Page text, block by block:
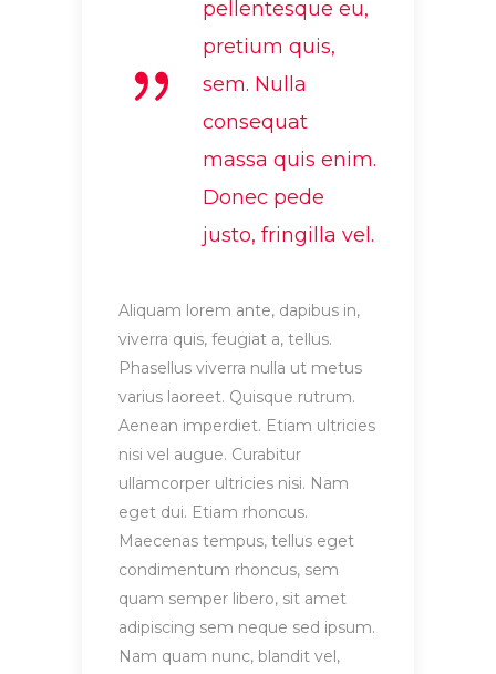
pellentesque eu,
pretium quis,
sem. Nulla
consequat
massa quis enim.
Donec pede
justo, fringilla vel.
Aliquam lorem ante, dapibus in,
viverra quis, feugiat a, tellus.
Phasellus viverra nulla ut metus
varius laoreet. Quisque rutrum.
Aenean imperdiet. Etiam ultricies
nisi vel augue. Curabitur
ullamcorper ultricies nisi. Nam
eget dui. Etiam rhoncus.
Maecenas tempus, tellus eget
condimentum rhoncus, sem
quam semper libero, sit amet
adipiscing sem neque sed ipsum.
Nam quam nunc, blandit vel,